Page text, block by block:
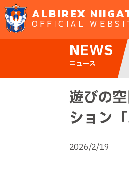
ALBIREX
OFFICIAL
NEWS
ニュース
遊びの
ション
2026/2/19